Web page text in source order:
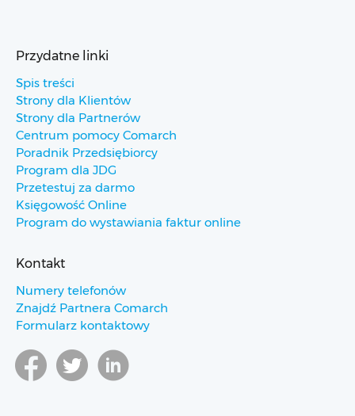
Przydatne linki
Spis treści
Strony dla Klientów
Strony dla Partnerów
Centrum pomocy Comarch
Poradnik Przedsiębiorcy
Program dla JDG
Przetestuj za darmo
Księgowość Online
Program do wystawiania faktur online
Kontakt
Numery telefonów
Znajdź Partnera Comarch
Formularz kontaktowy